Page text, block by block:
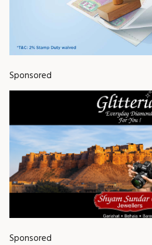
Sponsored
Sponsored